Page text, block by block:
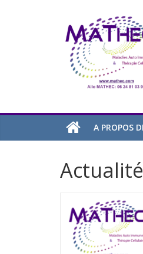
A PROPOS